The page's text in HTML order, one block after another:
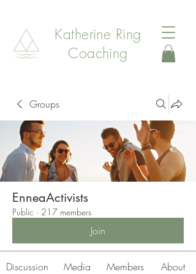
Katherine Ring
Coaching
Groups
EnneaActivists
Public · 217 members
Join
Discussion Media Members About